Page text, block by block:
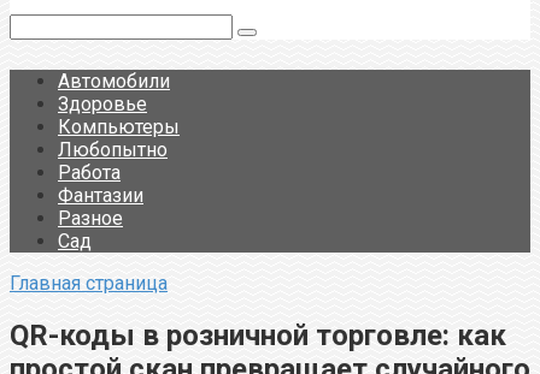
Автомобили
Здоровье
Компьютеры
Любопытно
Работа
Фантазии
Разное
Сад
Главная страница
QR-коды в розничной торговле: как